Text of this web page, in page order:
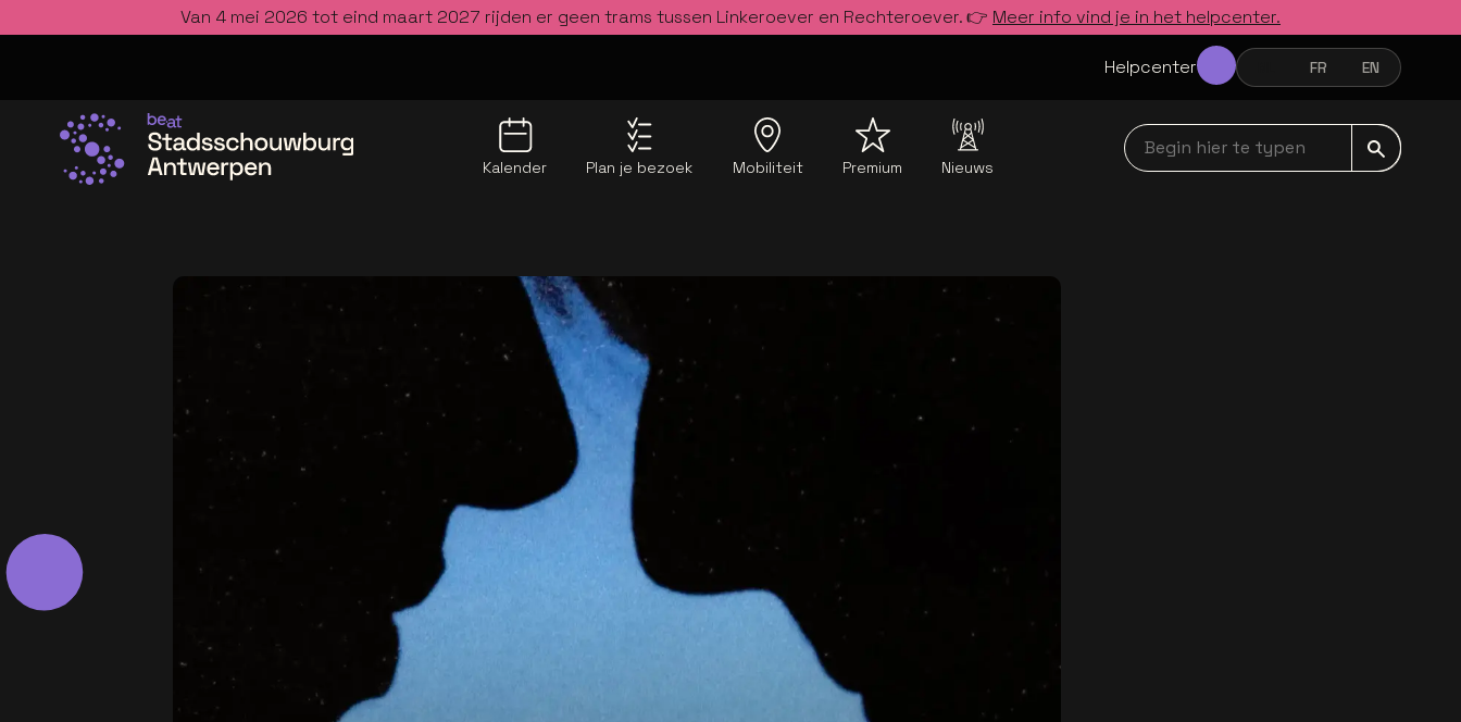
Van 4 mei 2026 tot eind maart 2027 rijden er geen trams tussen Linkeroever en Rechteroever. 👉 Meer info vind je in het helpcenter.
Helpcenter NEDERLANDSFRANÇAIS
FR ENGLISH
EN
Kalender Plan je bezoek Mobiliteit Premium Nieuws
Begin hier te typen navbar